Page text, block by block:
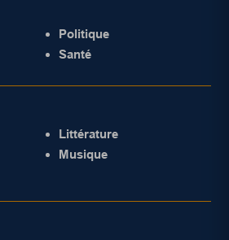
Politique
Santé
Littérature
Musique